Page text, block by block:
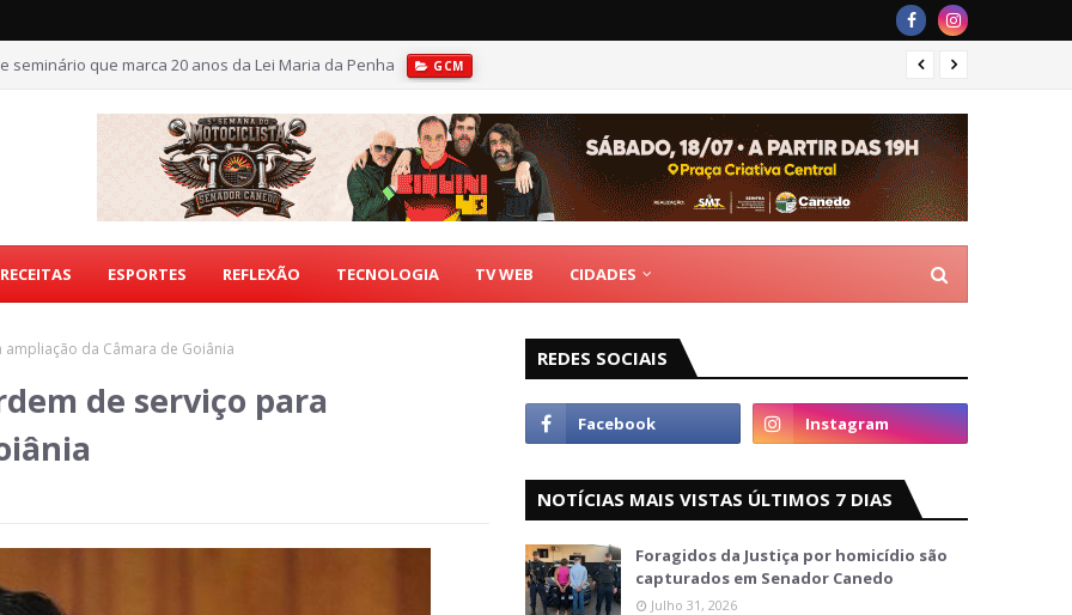
que marca 20 anos da Lei Maria da Penha GCM
RECEITAS ESPORTES REFLEXÃO TECNOLOGIA TV WEB CIDADES
da Câmara de Goiânia
de serviço para
REDES SOCIAIS
NOTÍCIAS MAIS VISTAS ÚLTIMOS 7 DIAS
Foragidos da Justiça por homicídio são
capturados em Senador Canedo
Julho 31, 2026